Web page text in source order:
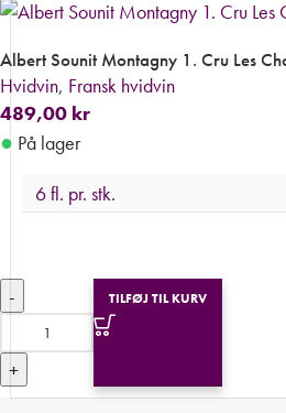
Albert Sounit Montagny 1. Cru Les
Hvidvin, Fransk hvidvin
489,00 kr
● På lager
6 fl. pr. stk.
-
+
TILFØJ TIL KURV